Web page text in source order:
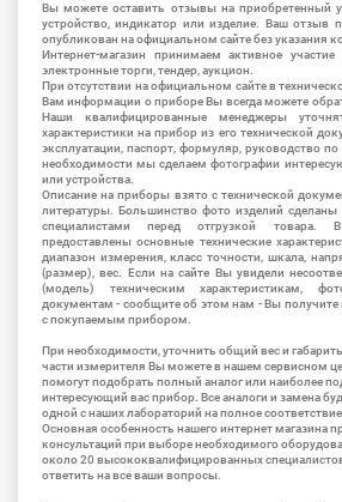
Вы можете оставить отзывы на приобретенный
устройство, индикатор или изделие. Ваш отзыв
опубликован на официальном сайте без указания
Интернет-магазин принимаем активное
электронные торги, тендер, аукцион.
При отсутствии на официальном сайте в
Вам информации о приборе Вы всегда можете
Наши квалифицированные менеджеры
характеристики на прибор из его технической
эксплуатации, паспорт, формуляр, руководство
необходимости мы сделаем фотографии
или устройства.
Описание на приборы взято с технической
литературы. Большинство фото изделий сделаны
специалистами перед отгрузкой товара.
предоставлены основные технические
диапазон измерения, класс точности, шкала,
(размер), вес. Если на сайте Вы увидели
(модель) техническим характеристикам,
документам - сообщите об этом нам - Вы
с покупаемым прибором.
При необходимости, уточнить общий вес и
части измерителя Вы можете в нашем сервисном
помогут подобрать полный аналог или наиболее
интересующий вас прибор. Все аналоги и замена
одной с наших лабораторий на полное
Основная особенность нашего интернет магазина
консультаций при выборе необходимого
около 20 высококвалифицированных
ответить на все ваши вопросы.